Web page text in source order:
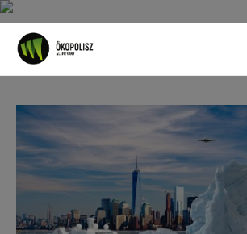
Rólunk
Cikkek
SDG célok